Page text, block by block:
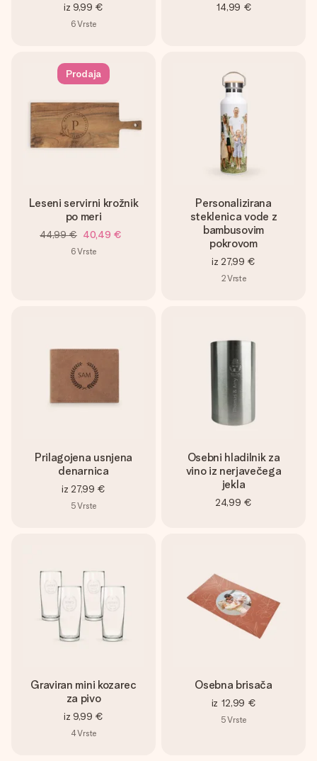
iz 9,99 €
6Vrste
14,99 €
Prodaja
Leseni servirni krožnik
po meri
44,99 € 40,49 €
6Vrste
Personalizirana
steklenica vode z
bambusovim
pokrovom
iz 27,99 €
2Vrste
Prilagojena usnjena
denarnica
iz 27,99 €
5Vrste
Osebni hladilnik za
vino iz nerjavečega
jekla
24,99 €
Graviran mini kozarec
za pivo
iz 9,99 €
4Vrste
Osebna brisača
iz 12,99 €
5Vrste